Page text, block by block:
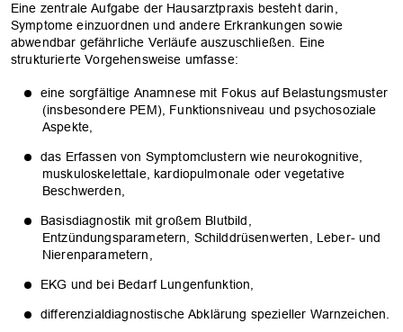
OK
Eine zentrale Aufgabe der Hausarztpraxis besteht darin,
Symptome einzuordnen und andere Erkrankungen sowie
abwendbar gefährliche Verläufe auszuschließen. Eine
strukturierte Vorgehensweise umfasse:
eine sorgfältige Anamnese mit Fokus auf Belastungsmuster
(insbesondere PEM), Funktionsniveau und psychosoziale
Aspekte,
das Erfassen von Symptomclustern wie neurokognitive,
muskuloskelettale, kardiopulmonale oder vegetative
Beschwerden,
Basisdiagnostik mit großem Blutbild,
Entzündungsparametern, Schilddrüsenwerten, Leber- und
Nierenparametern,
EKG und bei Bedarf Lungenfunktion,
differenzialdiagnostische Abklärung spezieller Warnzeichen.